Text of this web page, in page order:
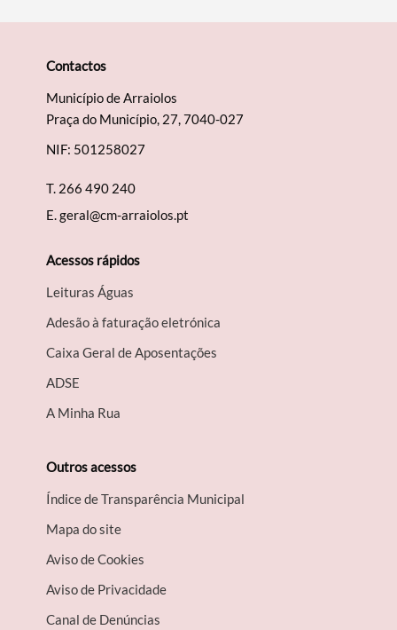
Contactos
Município de Arraiolos
Praça do Município, 27, 7040-027
NIF: 501258027
T. 266 490 240
E.geral@cm-arraiolos.pt
Acessos rápidos
Leituras Águas
Adesão à faturação eletrónica
Caixa Geral de Aposentações
A​DSE
A Minha Rua
Outros acessos
Índice de Transparência Municipal
Mapa do site
Aviso de Cookies
Aviso de Privacidade
Canal de Denúncias